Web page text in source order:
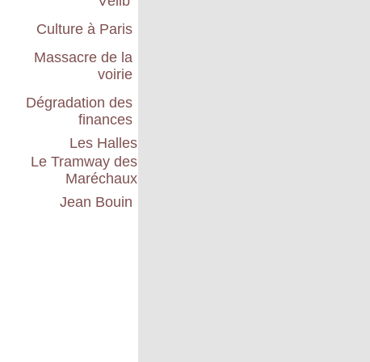
Culture à Paris
Massacre de la
voirie
Dégradation des
finances
Les Halles
Le Tramway des
Maréchaux
Jean Bouin